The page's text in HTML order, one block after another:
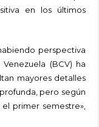
en los últimos
perspectiva
(BCV) ha
mayores detalles
pero según
primer semestre»,